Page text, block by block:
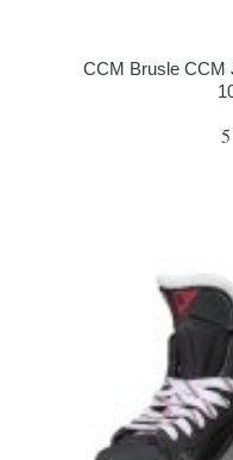
CCM Brusle CCM